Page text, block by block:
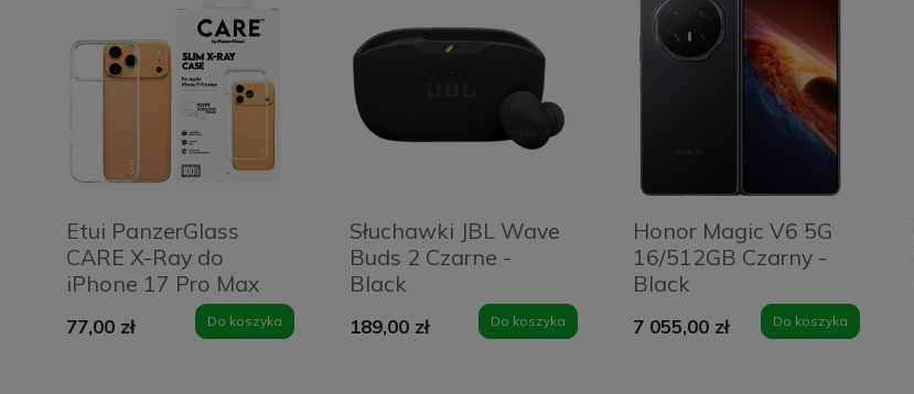
Etui PanzerGlass
CARE X-Ray do
iPhone 17 Pro Max
Przezroczyste - Clear
77,00 zł Do koszyka
Słuchawki JBL Wave
Buds 2 Czarne -
Black
189,00 zł Do koszyka
Honor Magic V6 5G
16/512GB Czarny -
Black
7 055,00 zł Do koszyka